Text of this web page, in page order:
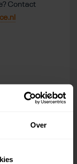
Over
Contact